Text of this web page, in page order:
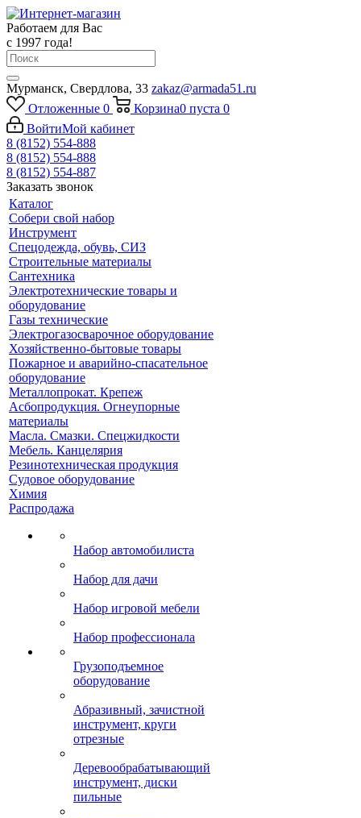
Работаем для Вас
с 1997 года!
Мурманск, Свердлова, 33 zakaz@armada51.ru
Отложенные 0 Корзина0 пуста 0
ВойтиМой кабинет
8 (8152) 554-888
8 (8152) 554-888
8 (8152) 554-887
Заказать звонок
Каталог
Собери свой набор
Инструмент
Спецодежда, обувь, СИЗ
Строительные материалы
Сантехника
Электротехнические товары и
оборудование
Газы технические
Электрогазосварочное оборудование
Хозяйственно-бытовые товары
Пожарное и аварийно-спасательное
оборудование
Металлопрокат. Крепеж
Асбопродукция. Огнеупорные
материалы
Масла. Смазки. Спецжидкости
Мебель. Канцелярия
Резинотехническая продукция
Судовое оборудование
Химия
Распродажа
Набор автомобилиста
Набор для дачи
Набор игровой мебели
Набор профессионала
Грузоподъемное
оборудование
Абразивный, зачистной
инструмент, круги
отрезные
Деревообрабатывающий
инструмент, диски
пильные